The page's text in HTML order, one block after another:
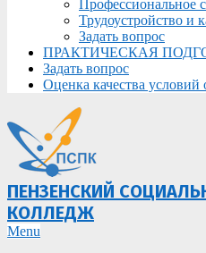
Профессиональное
Трудоустройство и
Задать вопрос
ПРАКТИЧЕСКАЯ
Задать вопрос
Оценка качества условий
ПЕНЗЕНСКИЙ
КОЛЛЕДЖ
Primary
Menu